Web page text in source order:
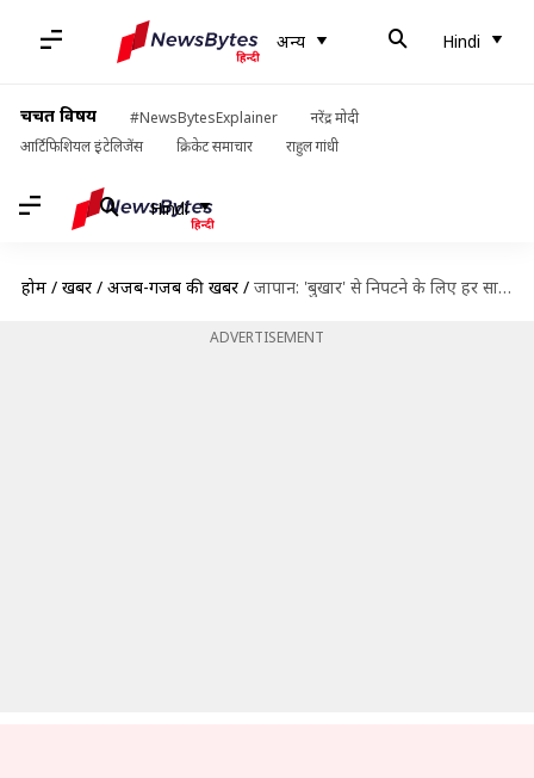
अन्य Hindi
चर्चित विषय #NewsBytesExplainer
नरेंद्र मोदी
आर्टिफिशियल इंटेलिजेंस
क्रिकेट समाचार राहुल गांधी
Hindi
होम / खबरें / अजब-गजब की खबरें / जापान: 'बुखार' से निपटने के लिए हर साल देवदार और सरू के 70,000 पेड़ काटेगी सरकार
ADVERTISEMENT